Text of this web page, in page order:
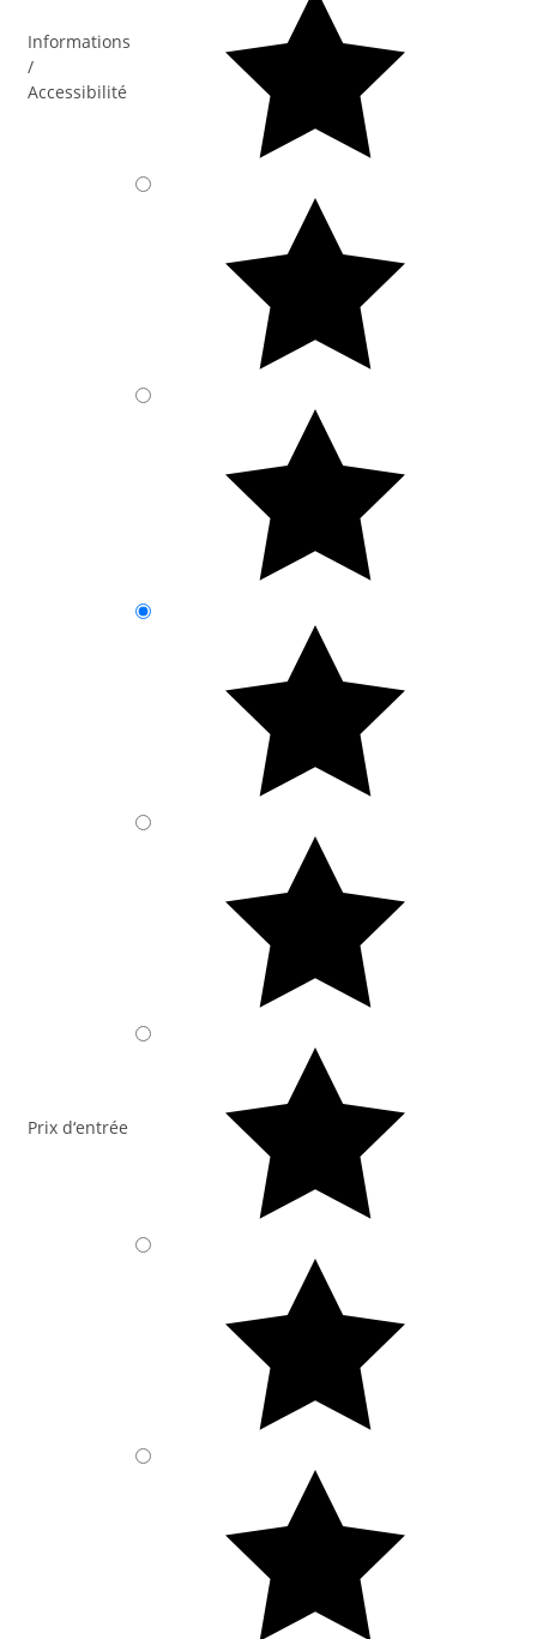
Informations
/
Accessibilité
Prix d‘entrée